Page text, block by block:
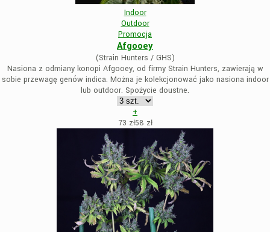
Indoor
Outdoor
Promocja
Afgooey
(Strain Hunters / GHS)
Nasiona z odmiany konopi Afgooey, od firmy Strain Hunters, zawierają w
sobie przewagę genów indica. Można je kolekcjonować jako nasiona indoor
lub outdoor. Spożycie doustne.
+
73 zł58 zł